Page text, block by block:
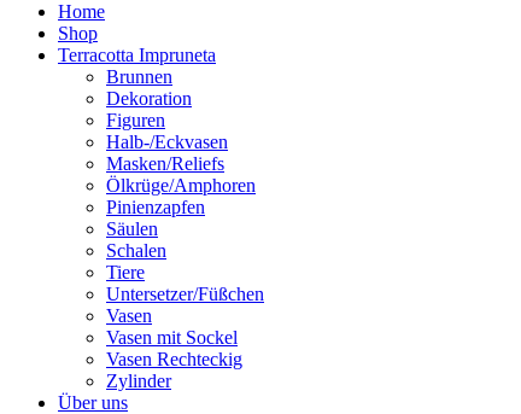
Home
Shop
Terracotta Impruneta
Brunnen
Dekoration
Figuren
Halb-/Eckvasen
Masken/Reliefs
Ölkrüge/Amphoren
Pinienzapfen
Säulen
Schalen
Tiere
Untersetzer/Füßchen
Vasen
Vasen mit Sockel
Vasen Rechteckig
Zylinder
Über uns